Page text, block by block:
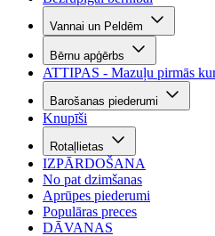
Vannai un Peldēm
Bērnu apģērbs
ATTIPAS - Mazuļu pirmās
Barošanas piederumi
Knupīši
Rotaļlietas
IZPĀRDOŠANA
No pat dzimšanas
Aprūpes piederumi
Populāras preces
DĀVANAS